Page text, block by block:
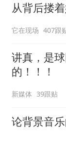
从背后搂
它在现场 407跟
讲真，是
的！！！
新媒体 39跟贴
论背景音